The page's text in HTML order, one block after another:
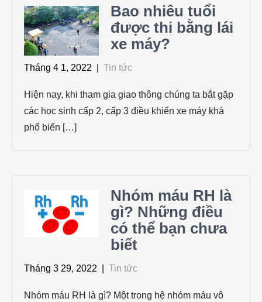
Bao nhiêu tuổi
được thi bằng lái
xe máy?
Tháng 4 1, 2022 Tin tức
Hiện nay, khi tham gia giao thông chúng ta bắt gặp
các học sinh cấp 2, cấp 3 điều khiển xe máy khá
phổ biến […]
Nhóm máu RH là
gì? Những điều
có thể bạn chưa
biết
Tháng 3 29, 2022 Tin tức
Nhóm máu RH là gì? Một trong hệ nhóm máu vô